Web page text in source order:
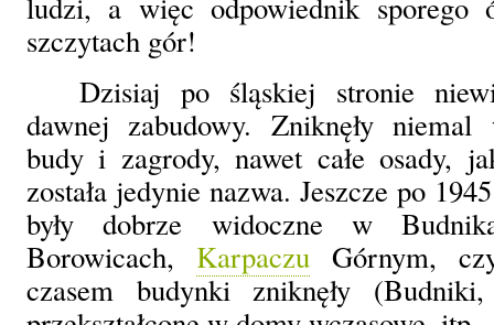
szczytach gór!
Dzisiaj po śląskiej stronie
dawnej zabudowy. Zniknęły niemal
budy i zagrody, nawet całe osady,
została jedynie nazwa. Jeszcze po
były dobrze widoczne w
Borowicach, KarpaczuGórnym,
czasem budynki zniknęły